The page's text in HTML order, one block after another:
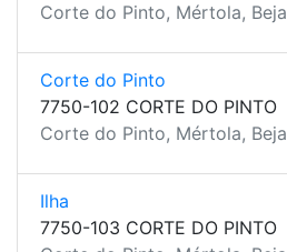
Corte do Pinto, Mértola, Beja
Corte do Pinto
7750-102 CORTE DO PINTO
Corte do Pinto, Mértola, Beja
Ilha
7750-103 CORTE DO PINTO